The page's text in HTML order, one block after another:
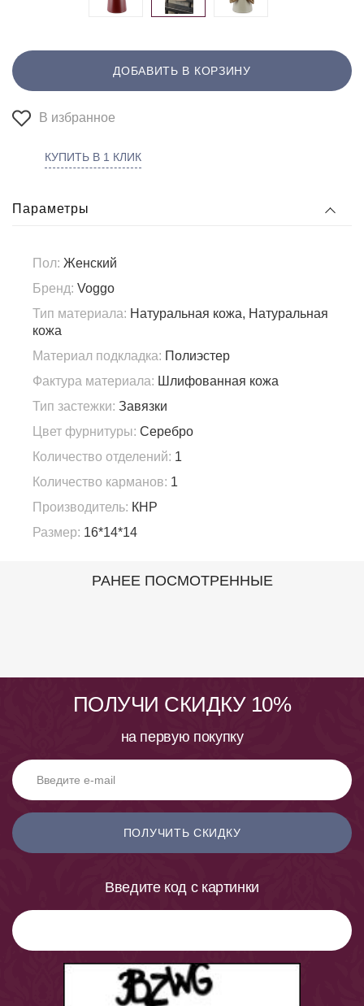
ДОБАВИТЬ В КОРЗИНУ
В избранное
КУПИТЬ В 1 КЛИК
Параметры
Пол: Женский
Бренд: Voggo
Тип материала: Натуральная кожа, Натуральная
кожа
Материал подкладка: Полиэстер
Фактура материала: Шлифованная кожа
Тип застежки: Завязки
Цвет фурнитуры: Серебро
Количество отделений: 1
Количество карманов: 1
Производитель: КНР
Размер: 16*14*14
РАНЕЕ ПОСМОТРЕННЫЕ
ПОЛУЧИ СКИДКУ 10%
на первую покупку
ПОЛУЧИТЬ СКИДКУ
Введите код с картинки